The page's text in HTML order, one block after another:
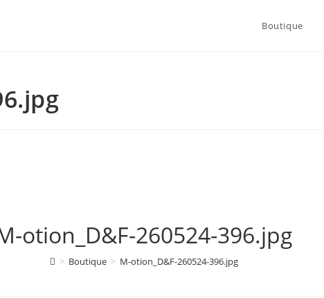
Boutique
otion_D&F-260524-396.jpg
> Boutique > M-otion_D&F-260524-396.jpg